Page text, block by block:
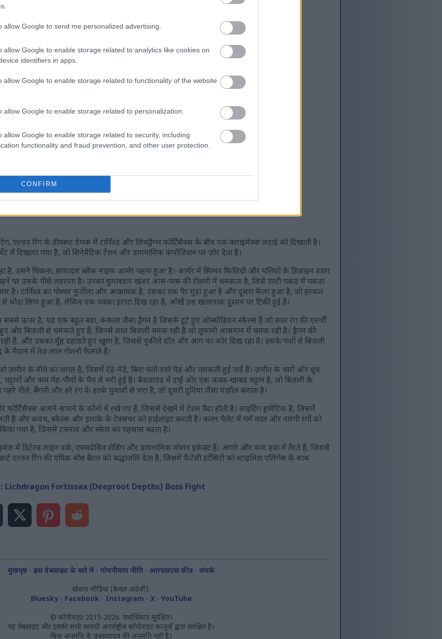
allow Google to send me personalized advertising.
allow Google to enable storage related to analytics like cookies on
identifiers in apps.
allow Google to enable storage related to functionality of the website
allow Google to enable storage related to personalization.
allow Google to enable storage related to security, including
functionality and fraud prevention, and other user protection.
CONFIRM
4,096)
एल्डन रिंग के डीपरूट डेप्थ्स में टार्निश्ड और लिचड्रैगन फोर्टिसैक्स के बीच एक क्लाइमेक्स लड़ाई को दिखाती है।
में दिखाया गया है, जो सिनेमैटिक टेंशन और डायनामिक कंपोज़िशन पर ज़ोर देता है।
है, उसने चिकना, छायादार ब्लैक नाइफ आर्मर पहना हुआ है। आर्मर में सिल्वर फिलिग्री और पत्तियों के डिज़ाइन वाला
पर उसके पीछे लहराता है। उनका घुमावदार खंजर आस-पास की रोशनी में चमकता है, जिसे उल्टी पकड़ में पकड़ा
है। टार्निश्ड का पोस्चर फुर्तीला और आक्रामक है, उसका एक पैर मुड़ा हुआ है और दूसरा फैला हुआ है, जो हरकत
से थोड़ा छिपा हुआ है, लेकिन एक पक्का इरादा दिख रहा है, आँखें उस खतरनाक दुश्मन पर टिकी हुई हैं।
सबसे ऊपर है, यह एक बहुत बड़ा, कंकाल जैसा ड्रैगन है जिसके टूटे हुए ओब्सीडियन स्केल्स हैं जो लाल रंग की एनर्जी
बिजली से चमकते हुए हैं, जिनसे लाल बिजली चमक रही है जो तूफानी आसमान में चमक रही है। ड्रैगन की
हैं, और उसका मुँह दहाड़ते हुए खुला है, जिससे नुकीले दाँत और आग का कोर दिख रहा है। इसके पंजों से बिजली
के मैदान में तेज़ लाल रोशनी फैलाते हैं।
जो ज़मीन के नीचे का जंगल है, जिसमें टेढ़े-मेढ़े, बिना पत्तों वाले पेड़ और चमकती हुई जड़ें हैं। ज़मीन के चारों ओर धुंध
और कम पेड़-पौधों के पैच से भरी हुई है। बैकग्राउंड में दाईं ओर एक ऊबड़-खाबड़ चट्टान है, जो बिजली के
नीले, बैंगनी और हरे रंग के हल्के घुमावों से भरा है, जो दूसरी दुनिया जैसा माहौल बनाता है।
फोर्टिसैक्स आमने-सामने के कोनों में रखे गए हैं, जिससे देखने में टेंशन पैदा होती है। लाइटिंग ड्रामैटिक है, जिसमें
है और कवच, स्केल्स और इलाके के टेक्सचर को हाईलाइट करती है। कलर पैलेट में गर्म लाल और नारंगी रंगों को
गया है, जिससे टकराव और स्केल का एहसास बढ़ता है।
इमेज में डिटेल्ड लाइन वर्क, एक्सप्रेसिव शेडिंग और डायनामिक मोशन इफ़ेक्ट हैं। अंगारे और कण हवा में तैरते हैं, जिससे
एल्डन रिंग की एपिक बॉस बैटल को श्रद्धांजलि देता है, जिसमें फैंटेसी इंटेंसिटी को स्टाइलिश एलिगेंस के साथ
Lichdragon Fortissax (Deeproot Depths) Boss Fight
मुखपृष्ठ- इस वेबसाइट के बारे में- गोपनीयता नीति- आरएसएस फ़ीड- संपर्क
सोशल मीडिया (केवल अंग्रेजी):
Bluesky- Facebook - Instagram - X- YouTube
© कॉपीराइट 2015-2026. सर्वाधिकार सुरक्षित।
यह वेबसाइट और इसकी सभी सामग्री अंतर्राष्ट्रीय कॉपीराइट कानूनों द्वारा संरक्षित है।
बिना अनुमति के पुनरुत्पादन की अनुमति नहीं है।